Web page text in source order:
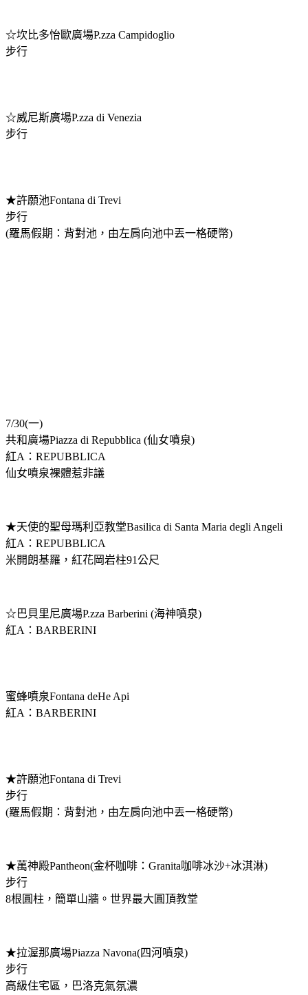
☆坎比多怡歐廣場P.zza Campidoglio
步行
☆威尼斯廣場P.zza di Venezia
步行
★許願池Fontana di Trevi
步行
(羅馬假期：背對池，由左肩向池中丟一格硬幣)
7/30(一)
共和廣場Piazza di Repubblica (仙女噴泉)
紅A：REPUBBLICA
仙女噴泉裸體惹非議
★天使的聖母瑪利亞教堂Basilica di Santa Maria degli Angeli
紅A：REPUBBLICA
米開朗基羅，紅花岡岩柱91公尺
☆巴貝里尼廣場P.zza Barberini (海神噴泉)
紅A：BARBERINI
蜜蜂噴泉Fontana deHe Api
紅A：BARBERINI
★許願池Fontana di Trevi
步行
(羅馬假期：背對池，由左肩向池中丟一格硬幣)
★萬神殿Pantheon(金杯咖啡：Granita咖啡冰沙+冰淇淋)
步行
8根圓柱，簡單山牆。世界最大圓頂教堂
★拉渥那廣場Piazza Navona(四河噴泉)
步行
高級住宅區，巴洛克氣氛濃